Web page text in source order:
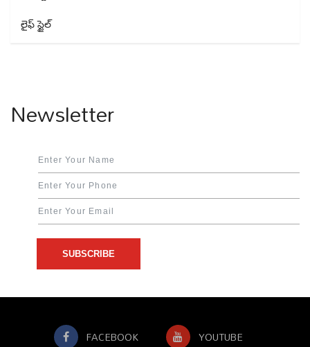
లైఫ్ స్టైల్
Newsletter
SUBSCRIBE
FACEBOOK YOUTUBE